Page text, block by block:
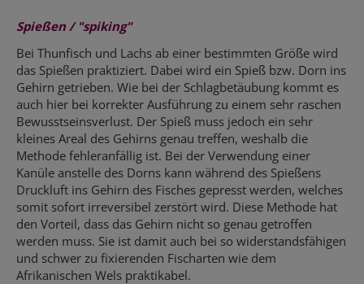
Spießen / "spiking"
Bei Thunfisch und Lachs ab einer bestimmten Größe wird
das Spießen praktiziert. Dabei wird ein Spieß bzw. Dorn ins
Gehirn getrieben. Wie bei der Schlagbetäubung kommt es
auch hier bei korrekter Ausführung zu einem sehr raschen
Bewusstseinsverlust. Der Spieß muss jedoch ein sehr
kleines Areal des Gehirns genau treffen, weshalb die
Methode fehleranfällig ist. Bei der Verwendung einer
Kanüle anstelle des Dorns kann während des Spießens
Druckluft ins Gehirn des Fisches gepresst werden, welches
somit sofort irreversibel zerstört wird. Diese Methode hat
den Vorteil, dass das Gehirn nicht so genau getroffen
werden muss. Sie ist damit auch bei so widerstandsfähigen
und schwer zu fixierenden Fischarten wie dem
Afrikanischen Wels praktikabel.